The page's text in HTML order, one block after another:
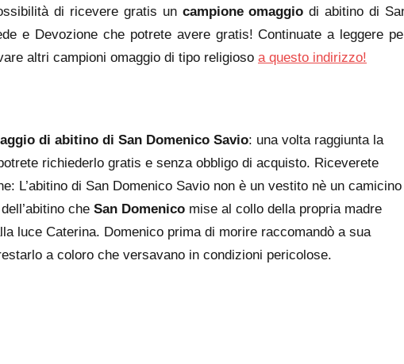
di ricevere gratis un campione omaggio di abitino di
e Devozione che potrete avere gratis! Continuate a leggere
altri campioni omaggio di tipo religioso a questo indirizzo!
di abitino di San Domenico Savio: una volta raggiunta la
richiederlo gratis e senza obbligo di acquisto. Riceverete
L’abitino di San Domenico Savio non è un vestito nè un camicino
che San Domenico mise al collo della propria madre
luce Caterina. Domenico prima di morire raccomandò a sua
a coloro che versavano in condizioni pericolose.